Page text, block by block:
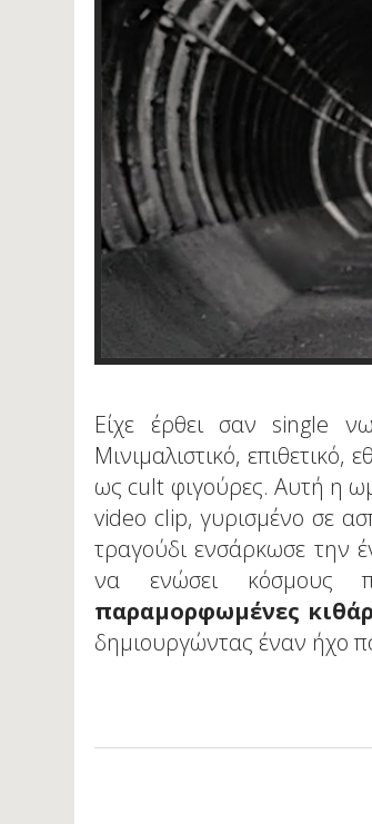
Είχε έρθει σαν single
Μινιμαλιστικό,
ως cult φιγούρες. Αυτή η
video clip, γυρισμένο σε
τραγούδι ενσάρκωσε την
να ενώσει κόσμους
παραμορφωμένες
δημιουργώντας έναν ήχο